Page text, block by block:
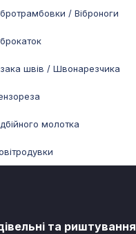
/ Віброноги
швів / Швонарезчика
молотка
та риштування​​